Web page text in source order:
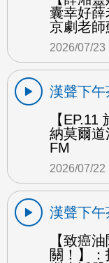
囊幸好薛
京劇老
2026/07/23
漢聲下午
【
納莫爾
FM
2026/07/22
漢聲下午
【致癌
關！】